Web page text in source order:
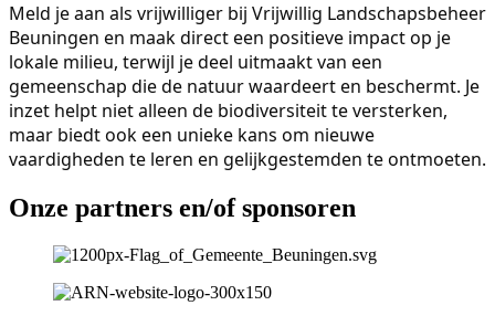
Meld je aan als vrijwilliger bij Vrijwillig Landschapsbeheer
Beuningen en maak direct een positieve impact op je
lokale milieu, terwijl je deel uitmaakt van een
gemeenschap die de natuur waardeert en beschermt. Je
inzet helpt niet alleen de biodiversiteit te versterken,
maar biedt ook een unieke kans om nieuwe
vaardigheden te leren en gelijkgestemden te ontmoeten.
Onze partners en/of sponsoren